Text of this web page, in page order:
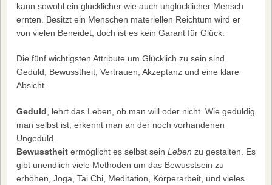
kann sowohl ein glücklicher wie auch unglücklicher Mensch
ernten. Besitzt ein Menschen materiellen Reichtum wird er
von vielen Beneidet, doch ist es kein Garant für Glück.
Die fünf wichtigsten Attribute um Glücklich zu sein sind
Geduld, Bewusstheit, Vertrauen, Akzeptanz und eine klare
Absicht.
Geduld, lehrt das Leben, ob man will oder nicht. Wie geduldig
man selbst ist, erkennt man an der noch vorhandenen
Ungeduld.
Bewusstheit ermöglicht es selbst sein Leben zu gestalten. Es
gibt unendlich viele Methoden um das Bewusstsein zu
erhöhen, Joga, Tai Chi, Meditation, Körperarbeit, und vieles